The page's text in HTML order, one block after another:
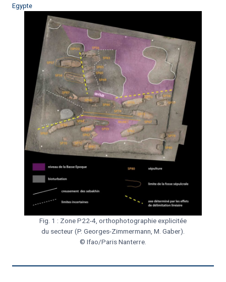
Egypte
Fig. 1 : Zone P22-4, orthophotographie explicitée
du secteur (P. Georges-Zimmermann, M. Gaber).
© Ifao/Paris Nanterre.